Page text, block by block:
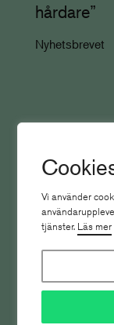
Vi använder
tjänster. Läs mer
hårdare”
Nyhetsbrevet
De utser
2026